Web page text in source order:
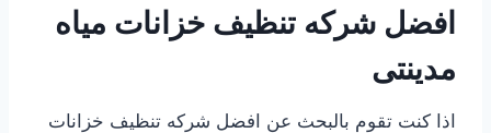
افضل شركه تنظيف خزانات مياه
مدينتى
اذا كنت تقوم بالبحث عن افضل شركه تنظيف خزانات